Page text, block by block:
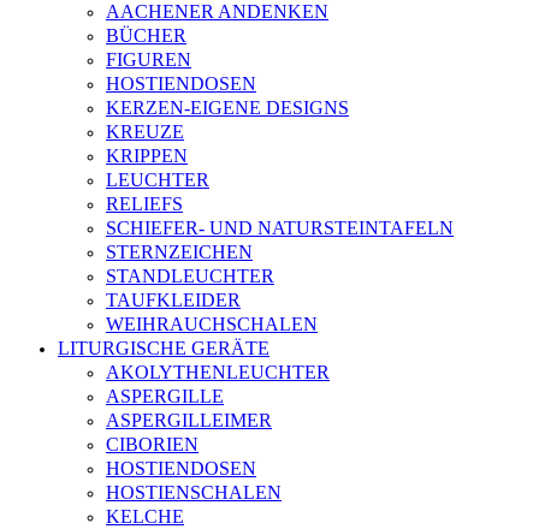
AACHENER ANDENKEN
BÜCHER
FIGUREN
HOSTIENDOSEN
KERZEN-EIGENE DESIGNS
KREUZE
KRIPPEN
LEUCHTER
RELIEFS
SCHIEFER- UND NATURSTEINTAFELN
STERNZEICHEN
STANDLEUCHTER
TAUFKLEIDER
WEIHRAUCHSCHALEN
LITURGISCHE GERÄTE
AKOLYTHENLEUCHTER
ASPERGILLE
ASPERGILLEIMER
CIBORIEN
HOSTIENDOSEN
HOSTIENSCHALEN
KELCHE